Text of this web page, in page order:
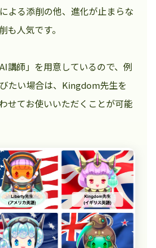
による添削の他、進化が止まらな
も人気です。
講師」を用意しているので、例
たい場合は、Kingdom先生を
せてお使いいただくことが可能